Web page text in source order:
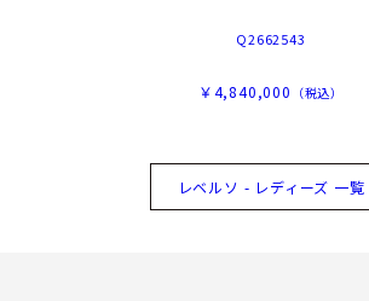
Q2662543
￥4,840,000 （税込）
レベルソ - レディーズ 一覧